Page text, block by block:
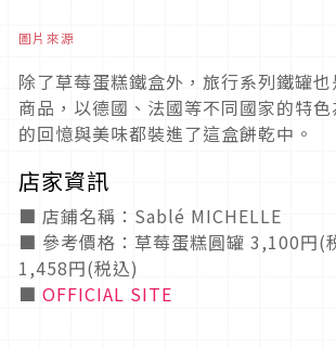
圖片來源
除了草莓蛋糕鐵盒外，旅行系列鐵罐
商品，以德國、法國等不同國家的特
的回憶與美味都裝進了這盒餅乾中。
店家資訊
■ 店鋪名稱：Sablé MICHELLE
■ 參考價格：草莓蛋糕圓罐 3,100円(
1,458円(税込)
■ OFFICIAL SITE